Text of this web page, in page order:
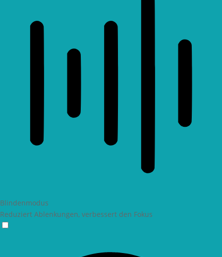
Blindenmodus
Reduziert Ablenkungen, verbessert den Fokus